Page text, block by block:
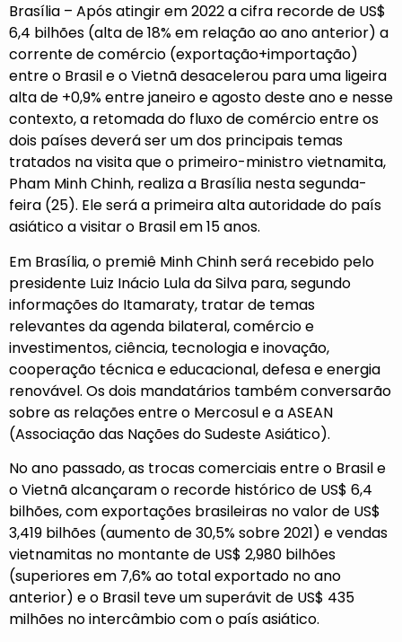
Brasília – Após atingir em 2022 a cifra recorde de US$
6,4 bilhões (alta de 18% em relação ao ano anterior) a
corrente de comércio (exportação+importação)
entre o Brasil e o Vietnã desacelerou para uma ligeira
alta de +0,9% entre janeiro e agosto deste ano e nesse
contexto, a retomada do fluxo de comércio entre os
dois países deverá ser um dos principais temas
tratados na visita que o primeiro-ministro vietnamita,
Pham Minh Chinh, realiza a Brasília nesta segunda-
feira (25). Ele será a primeira alta autoridade do país
asiático a visitar o Brasil em 15 anos.
Em Brasília, o premiê Minh Chinh será recebido pelo
presidente Luiz Inácio Lula da Silva para, segundo
informações do Itamaraty, tratar de temas
relevantes da agenda bilateral, comércio e
investimentos, ciência, tecnologia e inovação,
cooperação técnica e educacional, defesa e energia
renovável. Os dois mandatários também conversarão
sobre as relações entre o Mercosul e a ASEAN
(Associação das Nações do Sudeste Asiático).
No ano passado, as trocas comerciais entre o Brasil e
o Vietnã alcançaram o recorde histórico de US$ 6,4
bilhões, com exportações brasileiras no valor de US$
3,419 bilhões (aumento de 30,5% sobre 2021) e vendas
vietnamitas no montante de US$ 2,980 bilhões
(superiores em 7,6% ao total exportado no ano
anterior) e o Brasil teve um superávit de US$ 435
milhões no intercâmbio com o país asiático.